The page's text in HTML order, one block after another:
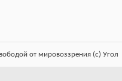
от мировоззрения (с) Угол